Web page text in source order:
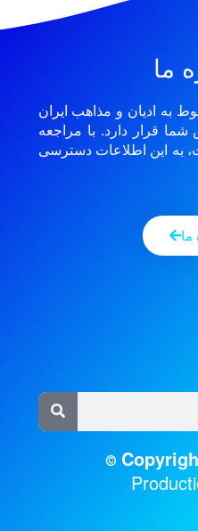
ما
به ادیان و مذاهب ایران
قرار دارد. با مراجعه
به این اطلاعات دسترسی
ما
©